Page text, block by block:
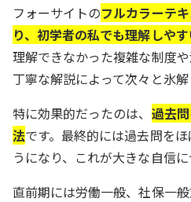
フォーサイトのフルカラーテ
り、初学者の私でも理解しや
理解できなかった複雑な制度
丁寧な解説によって次々と氷解
特に効果的だったのは、 過去
法です。最終的には過去問を
うになり、これが大きな自信に
直前期には労働一般、社保一